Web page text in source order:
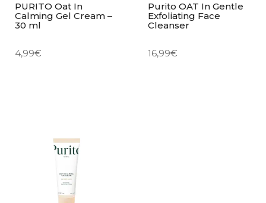
PURITO Oat In
Calming Gel Cream –
30 ml
4,99€
Purito OAT In Gentle
Exfoliating Face
Cleanser
16,99€